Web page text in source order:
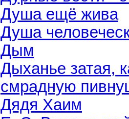
Душа ещё жива
Душа
Дым
Дыханье затая,
смрадную
Дядя Хаим